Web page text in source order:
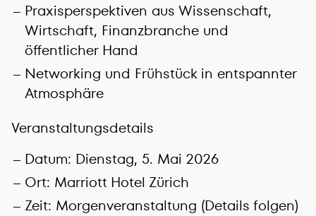
Praxisperspektiven aus Wissenschaft,
Wirtschaft, Finanzbranche und
öffentlicher Hand
Networking und Frühstück in entspannter
Atmosphäre
Veranstaltungsdetails
Datum: Dienstag, 5. Mai 2026
Ort: Marriott Hotel Zürich
Zeit: Morgenveranstaltung (Details folgen)